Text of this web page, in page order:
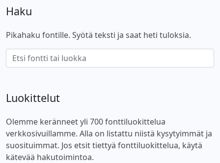
Haku
Pikahaku fontille. Syötä teksti ja saat heti tuloksia.
Luokittelut
Olemme keränneet yli 700 fonttiluokittelua
verkkosivuillamme. Alla on listattu niistä kysytyimmät ja
suosituimmat. Jos etsit tiettyä fonttiluokittelua, käytä
kätevää hakutoimintoa.